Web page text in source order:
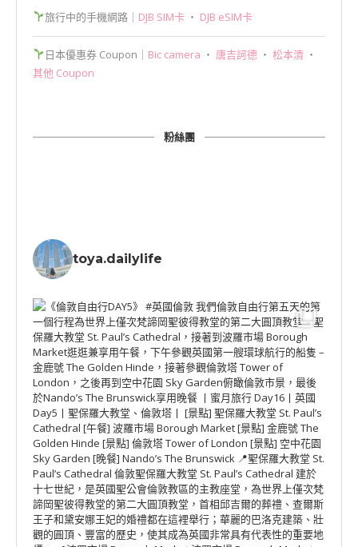
旅行中的手機網路｜ DJB SIM卡‧ DJB eSIM卡
日本優惠券 Coupon｜ Bic camera ‧ 唐吉訶德‧ 松本清‧
其他 Coupon
粉絲團
toya.dailylife